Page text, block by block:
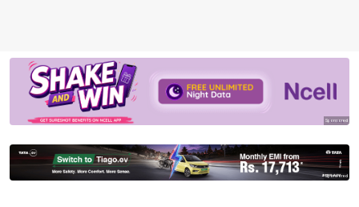
Sponsored
Sponsored